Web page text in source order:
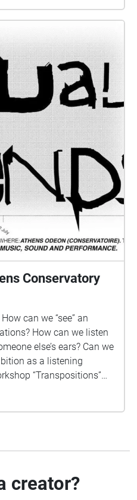
Conservatory
How can we listen
else’s ears? Can we
as a listening
“Transpositions”
sound material, we
and we recompose
creator?